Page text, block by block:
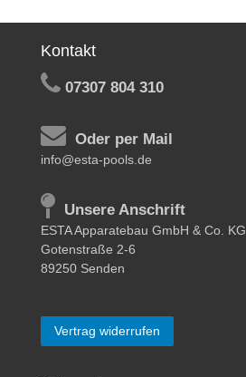
Kontakt
07307 804 310
Oder per Mail
info@esta-pools.de
Unsere Anschrift
ESTA Apparatebau GmbH & Co. KG
Gotenstraße 2-6
89250 Senden
Vertrag widerrufen